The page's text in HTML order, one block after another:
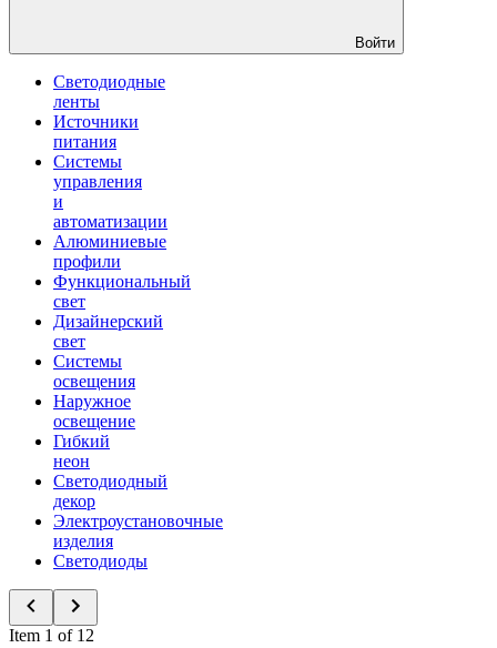
Войти
Светодиодные
ленты
Источники
питания
Системы
управления
и
автоматизации
Алюминиевые
профили
Функциональный
свет
Дизайнерский
свет
Системы
освещения
Наружное
освещение
Гибкий
неон
Светодиодный
декор
Электроустановочные
изделия
Светодиоды
Item 1 of 12